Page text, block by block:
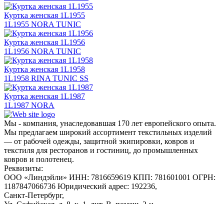
Куртка женская 1L1955
1L1955 NORA TUNIC
Куртка женская 1L1956
1L1956 NORA TUNIC
Куртка женская 1L1958
1L1958 RINA TUNIC SS
Куртка женская 1L1987
1L1987 NORA
Мы - компания, унаследовавшая 170 лет европейского опыта.
Мы предлагаем широкий ассортимент текстильных изделий
— от рабочей одежды, защитной экипировки, ковров и
текстиля для ресторанов и гостиниц, до промышленных
ковров и полотенец.
Реквизиты:
ООО «Линдэйли» ИНН: 7816659619 КПП: 781601001 ОГРН:
1187847066736 Юридический адрес: 192236,
Санкт-Петербург,